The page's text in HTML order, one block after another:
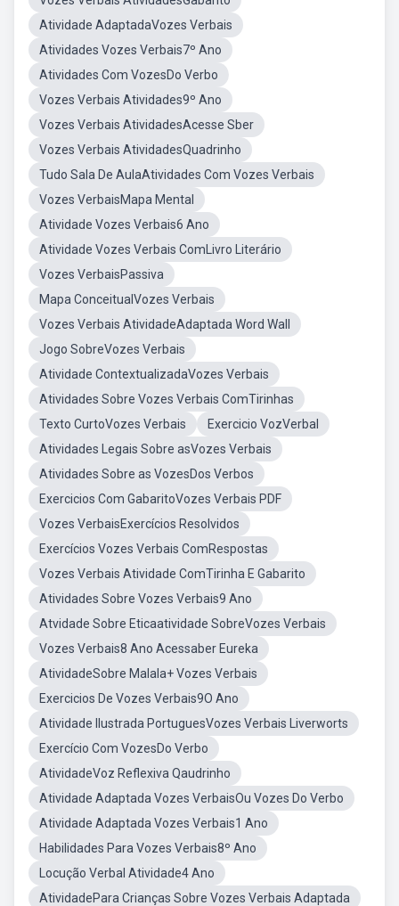
Atividade AdaptadaVozes Verbais
Atividades Vozes Verbais7º Ano
Atividades Com VozesDo Verbo
Vozes Verbais Atividades9º Ano
Vozes Verbais AtividadesAcesse Sber
Vozes Verbais AtividadesQuadrinho
Tudo Sala De AulaAtividades Com Vozes Verbais
Vozes VerbaisMapa Mental
Atividade Vozes Verbais6 Ano
Atividade Vozes Verbais ComLivro Literário
Vozes VerbaisPassiva
Mapa ConceitualVozes Verbais
Vozes Verbais AtividadeAdaptada Word Wall
Jogo SobreVozes Verbais
Atividade ContextualizadaVozes Verbais
Atividades Sobre Vozes Verbais ComTirinhas
Texto CurtoVozes Verbais
Exercicio VozVerbal
Atividades Legais Sobre asVozes Verbais
Atividades Sobre as VozesDos Verbos
Exercicios Com GabaritoVozes Verbais PDF
Vozes VerbaisExercícios Resolvidos
Exercícios Vozes Verbais ComRespostas
Vozes Verbais Atividade ComTirinha E Gabarito
Atividades Sobre Vozes Verbais9 Ano
Atvidade Sobre Eticaatividade SobreVozes Verbais
Vozes Verbais8 Ano Acessaber Eureka
AtividadeSobre Malala+ Vozes Verbais
Exercicios De Vozes Verbais9O Ano
Atividade Ilustrada PortuguesVozes Verbais Liverworts
Exercício Com VozesDo Verbo
AtividadeVoz Reflexiva Qaudrinho
Atividade Adaptada Vozes VerbaisOu Vozes Do Verbo
Atividade Adaptada Vozes Verbais1 Ano
Habilidades Para Vozes Verbais8º Ano
Locução Verbal Atividade4 Ano
AtividadePara Crianças Sobre Vozes Verbais Adaptada